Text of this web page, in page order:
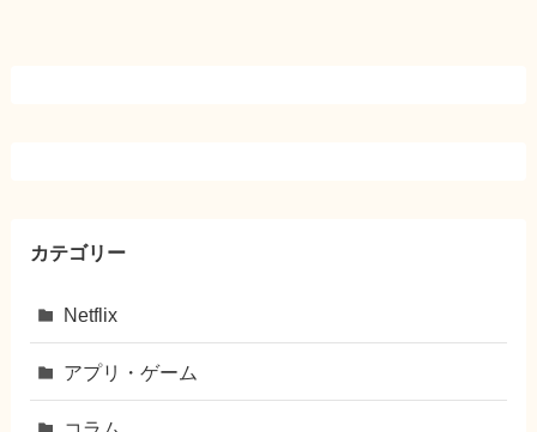
カテゴリー
Netflix
アプリ・ゲーム